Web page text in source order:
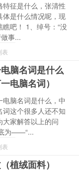
征是什么，张清性
体是什么情况呢，现
吧！ 1、绰号：“没
事...
表
脑名词是什么
电脑名词）
脑名词是什么，中
这个很多人还不知
家解答以上的问
为——“...
表
植绒面料）